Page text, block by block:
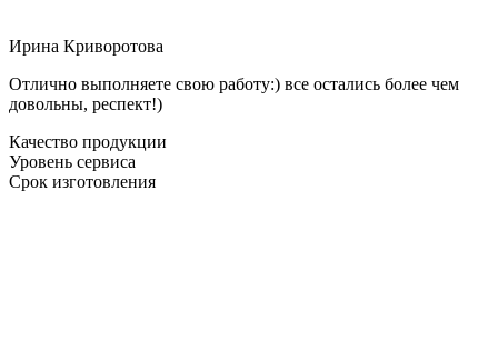
Ирина Криворотова
Отлично выполняете свою работу:) все остались более чем
довольны, респект!)
Качество продукции
Уровень сервиса
Срок изготовления